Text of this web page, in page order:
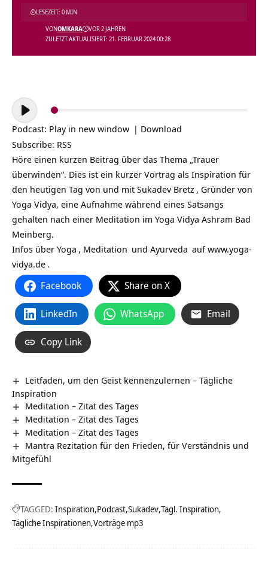
ZULETZT AKTUALISIERT: 21. FEBRUAR 2024 00:28
VONOMKARA VOR 2 JAHREN
LESEZEIT: 0 MIN
Audio-
Player
Podcast: Play in new window | Download
Subscribe: RSS
Höre einen kurzen Beitrag über das Thema „Trauer
überwinden“. Dies ist ein kurzer Vortrag als Inspiration für
den heutigen Tag von und mit Sukadev Bretz , Gründer von
Yoga Vidya, eine Aufnahme während eines Satsangs
gehalten nach einer Meditation im Yoga Vidya Ashram Bad
Meinberg.
Infos über Yoga , Meditation und Ayurveda aufwww.yoga-
vidya.de .
Facebook Share on X
LinkedIn WhatsApp Email
Copy Link
Leitfaden, um den Geist kennenzulernen – Tägliche
Inspiration
Meditation – Zitat des Tages
Meditation – Zitat des Tages
Meditation – Zitat des Tages
Mantra Rezitation für den Frieden, für Verständnis und
Mitgefühl
TAGGED: Inspiration Podcast Sukadev Tägl. Inspiration
Tägliche Inspirationen Vorträge mp3